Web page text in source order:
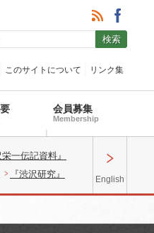
このサイトについて リンク集
会員募集
Membership
一伝記資料』
『渋沢研究』 English